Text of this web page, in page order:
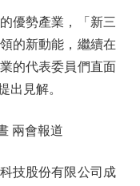
優勢產業，「新三
的新動能，繼續在
的代表委員們直面
出見解。
兩會報道
技股份有限公司成